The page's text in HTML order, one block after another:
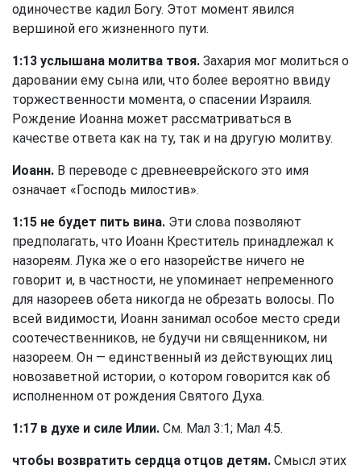
одиночестве кадил Богу. Этот момент явился
вершиной его жизненного пути.
1:13 услышана молитва твоя. Захария мог молиться о
даровании ему сына или, что более вероятно ввиду
торжественности момента, о спасении Израиля.
Рождение Иоанна может рассматриваться в
качестве ответа как на ту, так и на другую молитву.
Иоанн. В переводе с древнееврейского это имя
означает «Господь милостив».
1:15 не будет пить вина. Эти слова позволяют
предполагать, что Иоанн Креститель принадлежал к
назореям. Лука же о его назорействе ничего не
говорит и, в частности, не упоминает непременного
для назореев обета никогда не обрезать волосы. По
всей видимости, Иоанн занимал особое место среди
соотечественников, не будучи ни священником, ни
назореем. Он — единственный из действующих лиц
новозаветной истории, о котором говорится как об
исполненном от рождения Святого Духа.
1:17 в духе и силе Илии. См. Мал 3:1; Мал 4:5.
чтобы возвратить сердца отцов детям. Смысл этих